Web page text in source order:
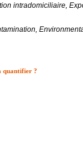
intradomiciliaire,
quantifier ?